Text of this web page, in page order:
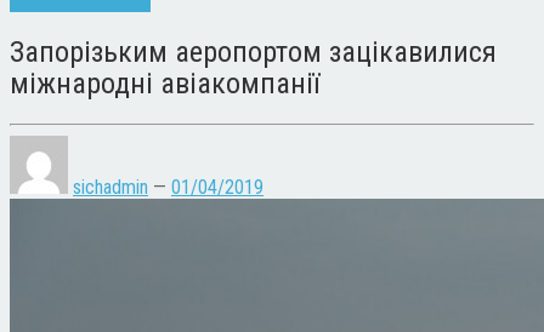
Запорізьким аеропортом зацікавилися
міжнародні авіакомпанії
sichadmin — 01/04/2019